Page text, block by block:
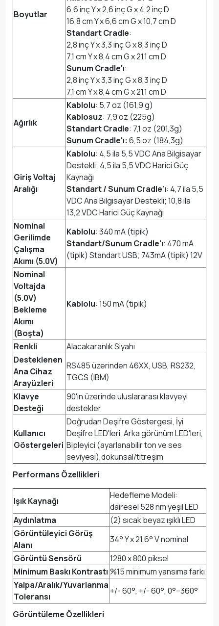
Boyutlar
6,6 inç Y x 2,6 inç G x 4,2 inç D
16,8 cm Y x 6,6 cm G x 10,7 cm D
Standart Cradle:
2,8 inç Y x 3,3 inç G x 8,3 inç D
7,1 cm Y x 8,4 cm G x 21,1 cm D
Sunum Cradle'ı:
2,8 inç Y x 3,3 inç G x 8,3 inç D
7,1 cm Y x 8,4 cm G x 21,1 cm D
Ağırlık
Kablolu: 5,7 oz (161,9 g)
Kablosuz: 7,9 oz (225g)
Standart Cradle: 7,1 oz (201,3g)
Sunum Cradle'ı: 6,5 oz (184,3g)
Giriş Voltaj
Aralığı
Kablolu: 4,5 ila 5,5 VDC Ana Bilgisayar
Destekli; 4,5 ila 5,5 VDC Harici Güç
Kaynağı
Standart / Sunum Cradle'ı: 4,7 ila 5,5
VDC Ana Bilgisayar Destekli; 10,8 ila
13,2 VDC Harici Güç Kaynağı
Nominal
Gerilimde
Çalışma
Akımı (5.0V)
Kablolu: 340 mA (tipik)
Standart/Sunum Cradle'ı: 470 mA
(tipik) Standart USB; 743mA (tipik) 12V
Nominal
Voltajda
(5.0V)
Bekleme
Akımı
(Boşta)
Kablolu: 150 mA (tipik)
Renkli
Alacakaranlık Siyahı
Desteklenen
Ana Cihaz
Arayüzleri
RS485 üzerinden 46XX, USB, RS232,
TGCS (IBM)
Klavye
Desteği
90'ın üzerinde uluslararası klavyeyi
destekler
Kullanıcı
Göstergeleri
Doğrudan Deşifre Göstergesi, İyi
Deşifre LED'leri, Arka görünüm LED'leri,
Bipleyici (ayarlanabilir ton ve ses
seviyesi),dokunsal/titreşim
Performans Özellikleri
Işık Kaynağı
Hedefleme Modeli:
dairesel 528 nm yeşil LED
Aydınlatma
(2) sıcak beyaz ışıklı LED
Görüntüleyici Görüş
Alanı
34° Y x 21,6° V nominal
Görüntü Sensörü
1280 x 800 piksel
Minimum Baskı Kontrastı %15 minimum yansıma farkı
Yalpa/Aralık/Yuvarlanma
Toleransı
+/- 60°, +/- 60°, 0°–360°
Görüntüleme Özellikleri